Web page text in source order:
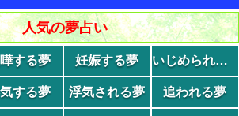
人気の夢占い
する夢 妊娠する夢 いじめられる夢
する夢 浮気される夢 追われる夢